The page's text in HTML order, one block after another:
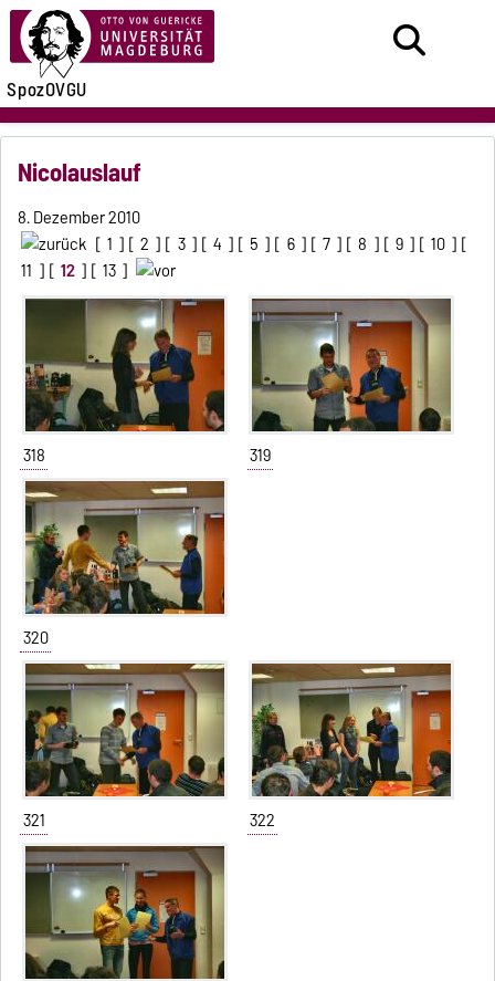
SpozOVGU
Nicolauslauf
8. Dezember 2010
[ 1 ] [ 2 ] [ 3 ] [ 4 ] [ 5 ] [ 6 ] [ 7 ] [ 8 ] [ 9 ] [ 10 ] [
11 ] [ 12 ] [ 13 ]
318 319
320
321 322